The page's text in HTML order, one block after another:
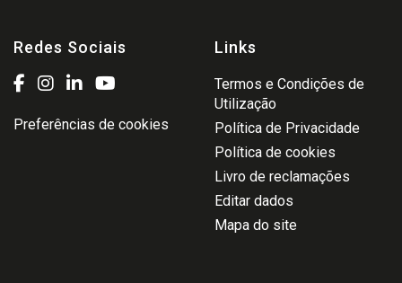
Redes Sociais
Preferências de cookies
Links
Termos e Condições de
Utilização
Política de Privacidade
Política de cookies
Livro de reclamações
Editar dados
Mapa do site